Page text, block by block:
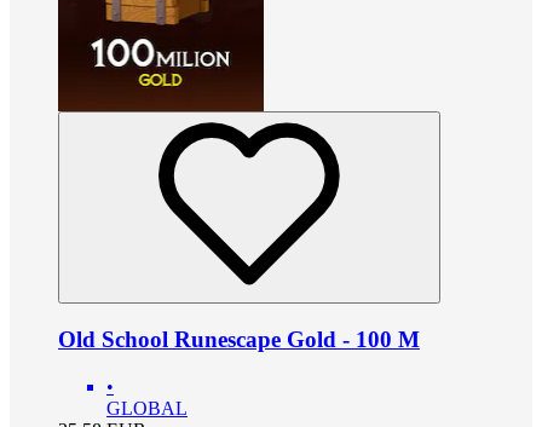
Old School Runescape Gold - 100 M
•
GLOBAL